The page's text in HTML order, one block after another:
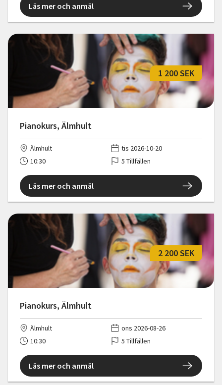
Läs mer och anmäl
Pianokurs, Älmhult
1 200 SEK
Älmhult
tis 2026-10-20
10:30
5 Tillfällen
Läs mer och anmäl
Pianokurs, Älmhult
2 200 SEK
Älmhult
ons 2026-08-26
10:30
5 Tillfällen
Läs mer och anmäl